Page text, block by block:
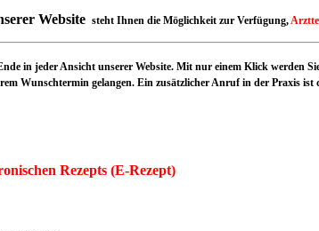
Website steht Ihnen die Möglichkeit zur Verfügung,
in jeder Ansicht unserer Website. Mit nur einem Klick
Wunschtermin gelangen. Ein zusätzlicher Anruf in der Praxis
Rezepts (E-Rezept)